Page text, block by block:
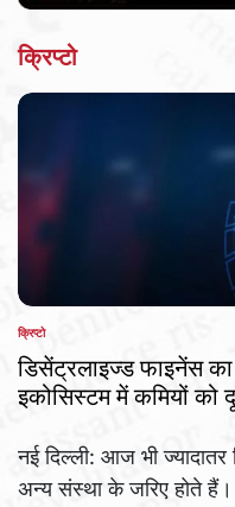
क्रिप्टो
POSTED
IN
क्रिप्टो
डिसेंट्रलाइज्ड फाइनेंस
इकोसिस्टम में कमियों
नई दिल्ली: आज भी ज्यादातर
अन्य संस्था के जरिए होते